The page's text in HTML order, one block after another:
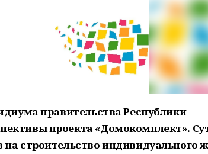
правительства Республики
проекта «Домокомплект».
строительство индивидуального